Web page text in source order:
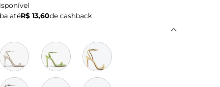
atéR$ 13,60de cashback